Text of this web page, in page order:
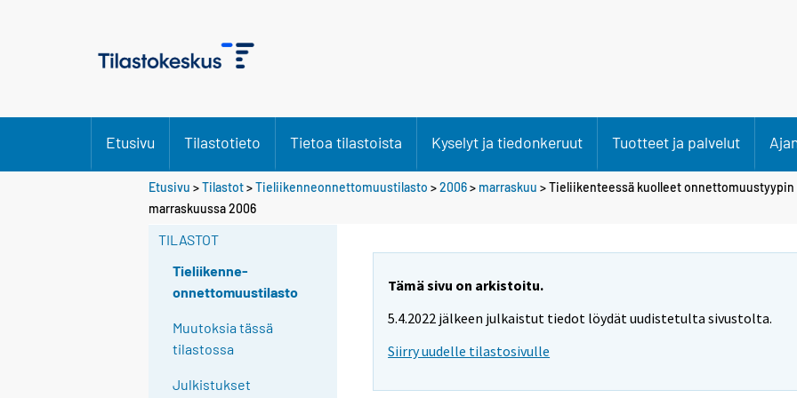
Etusivu Tilastotieto Tietoa tilastoista Kyselyt ja tiedonkeruut Tuotteet ja palvelut
Etusivu >Tilastot>Tieliikenneonnettomuustilasto >2006> marraskuu > Tieliikenteessä kuolleet onnettomuustyypin
marraskuussa 2006
TILASTOT
Tieliikenne-
onnettomuustilasto
Muutoksia tässä
tilastossa
Julkistukset
Tämä sivu on arkistoitu.
5.4.2022 jälkeen julkaistut tiedot löydät uudistetulta sivustolta.
Siirry uudelle tilastosivulle